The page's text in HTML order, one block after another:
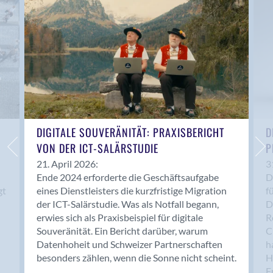
Anwil
Appenzell
Au SG
Baar
Baden
Balsthal
Balzers
Basel
Bassersdorf
Belp
Bendern
Benken (SG)
Bergdietikon
Berlin
Bern
Bern - Liebefeld
DIGITALE SOUVERÄNITÄT: PRAXISBERICHT
VON DER ICT-SALÄRSTUDIE
21. April 2026:
Ende 2024 erforderte die Geschäftsaufgabe
eines Dienstleisters die kurzfristige Migration
der ICT-Salärstudie. Was als Notfall begann,
erwies sich als Praxisbeispiel für digitale
Souveränität. Ein Bericht darüber, warum
Datenhoheit und Schweizer Partnerschaften
besonders zählen, wenn die Sonne nicht scheint.